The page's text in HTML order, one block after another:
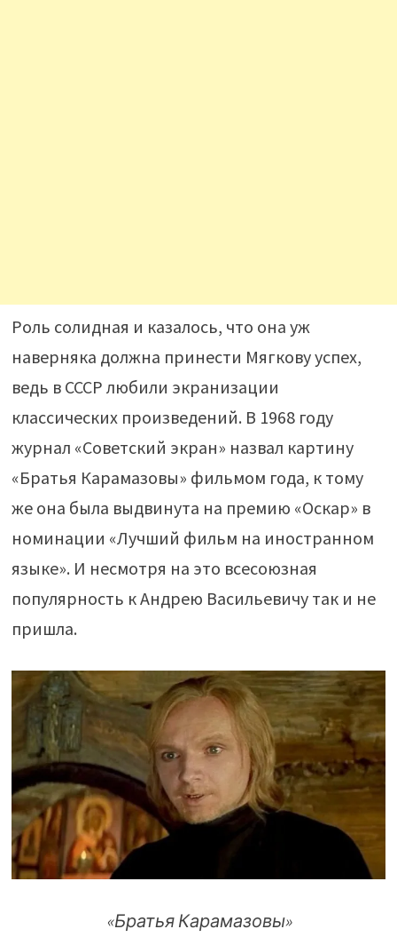
Роль солидная и казалось, что она уж
наверняка должна принести Мягкову успех,
ведь в СССР любили экранизации
классических произведений. В 1968 году
журнал «Советский экран» назвал картину
«Братья Карамазовы» фильмом года, к тому
же она была выдвинута на премию «Оскар» в
номинации «Лучший фильм на иностранном
языке». И несмотря на это всесоюзная
популярность к Андрею Васильевичу так и не
пришла.
«Братья Карамазовы»